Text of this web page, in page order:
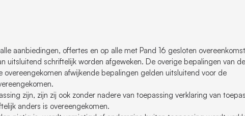
aanbiedingen, offertes en op alle met Pand 16 gesloten
uitsluitend schriftelijk worden afgeweken. De overige bepalingen van
afwijkende bepalingen gelden uitsluitend voor de
zijn, zijn zij ook zonder nadere van toepassing verklaring van
anders is overeengekomen.